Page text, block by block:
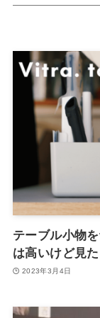
テーブル小物
は高いけど見
2023年3月4日